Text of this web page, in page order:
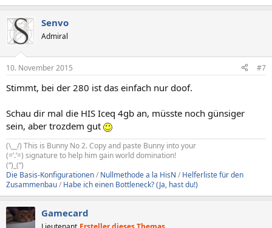
Senvo
Admiral
10. November 2015 #7
Stimmt, bei der 280 ist das einfach nur doof.
Schau dir mal die HIS Iceq 4gb an, müsste noch günsiger
sein, aber trozdem gut
(\__/) This is Bunny No 2. Copy and paste Bunny into your
(=’.’=) signature to help him gain world domination!
(“)_(“)
Die Basis-Konfigurationen/ Nullmethode a la HisN / Helferliste für den
Zusammenbau/ Habe ich einen Bottleneck? (Ja, hast du!)
Gamecard